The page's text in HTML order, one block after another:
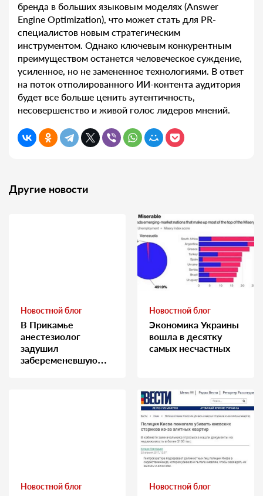
бренда в больших языковым моделях (Answer
Engine Optimization), что может стать для PR-
специалистов новым стратегическим
инструментом. Однако ключевым конкурентным
преимуществом останется человеческое суждение,
усиленное, но не замененное технологиями. В ответ
на поток отполированного ИИ-контента аудитория
будет все больше ценить аутентичность,
несовершенство и живой голос лидеров мнений.
Другие новости
Новостной блог
В Прикамье
анестезиолог
задушил
забеременевшую
Новостной блог
Экономика Украины
вошла в десятку
самых несчастных
Новостной блог Новостной блог